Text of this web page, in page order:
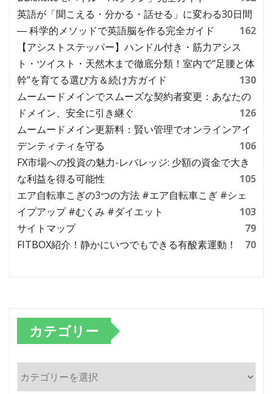
英語が「聞こえる・分かる・話せる」に変わる30日間
― 科学的メソッドで英語脳を作る完全ガイド
162
【アシストステッパー】ハンドル付き・筋力アシス
ト・ツイスト・天然木まで徹底分類！室内で“足腰と体
幹”を育てる選び方＆続け方ガイド
130
ムームードメインでスムーズな契約者変更：あなたの
ドメイン、安全に引き継ぐ
126
ムームードメイン更新料：賢い管理でオンラインアイ
デンティティを守る
106
FX市場への投資の魅力-レバレッジ: 少額の資金で大き
な利益を得る可能性
105
エア自転車こぎの3つの方法 #エア自転車こぎ #シェ
イプアップ #むくみ #ダイエット
103
サイトマップ
79
FITBOX紹介！静かにいつでもできる有酸素運動！
70
カテゴリー
テ